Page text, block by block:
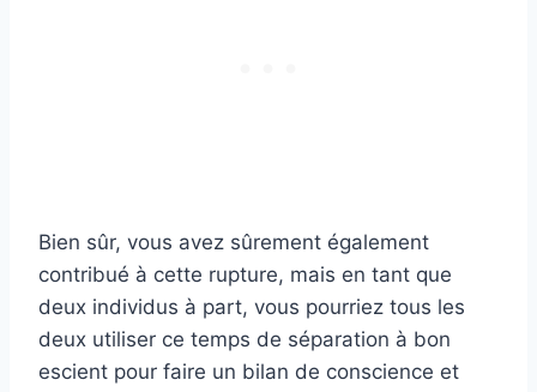
Bien sûr, vous avez sûrement également
contribué à cette rupture, mais en tant que
deux individus à part, vous pourriez tous les
deux utiliser ce temps de séparation à bon
escient pour faire un bilan de conscience et